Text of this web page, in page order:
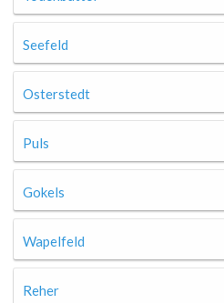
Seefeld
Osterstedt
Puls
Gokels
Wapelfeld
Reher